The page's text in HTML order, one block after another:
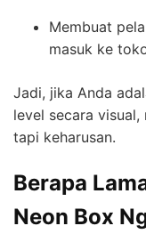
Membuat
masuk ke
Jadi, jika Anda
level secara
tapi keharusan.
Berapa
Neon Box